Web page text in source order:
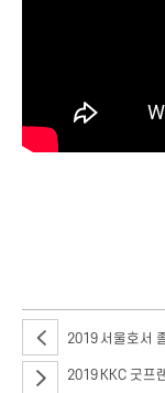
2019 서울호서
2019 KKC 굿프